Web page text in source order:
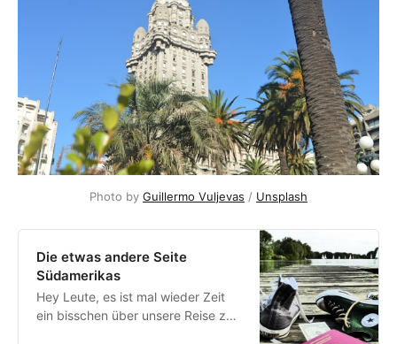
Photo by Guillermo Vuljevas / Unsplash
Die etwas andere Seite
Südamerikas
Hey Leute, es ist mal wieder Zeit
ein bisschen über unsere Reise zu